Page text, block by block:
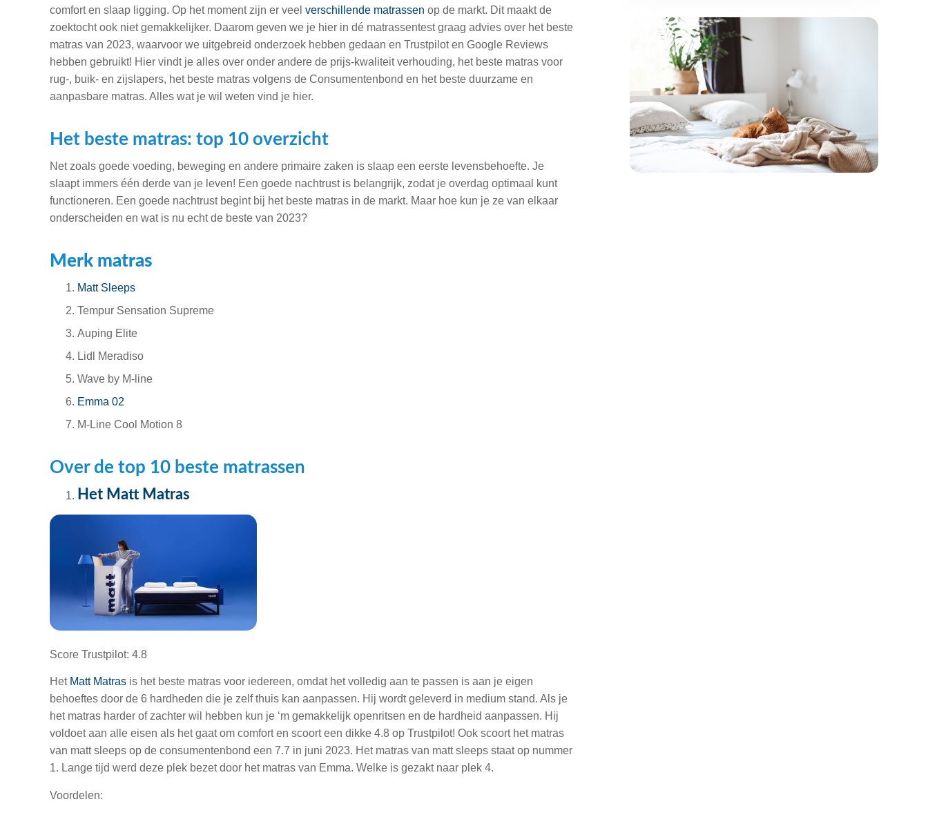
comfort en slaap ligging. Op het moment zijn er veel verschillende matrassen op de markt. Dit maakt de
zoektocht ook niet gemakkelijker. Daarom geven we je hier in dé matrassentest graag advies over het beste
matras van 2023, waarvoor we uitgebreid onderzoek hebben gedaan en Trustpilot en Google Reviews
hebben gebruikt! Hier vindt je alles over onder andere de prijs-kwaliteit verhouding, het beste matras voor
rug-, buik- en zijslapers, het beste matras volgens de Consumentenbond en het beste duurzame en
aanpasbare matras. Alles wat je wil weten vind je hier.
Het beste matras: top 10 overzicht
Net zoals goede voeding, beweging en andere primaire zaken is slaap een eerste levensbehoefte. Je
slaapt immers één derde van je leven! Een goede nachtrust is belangrijk, zodat je overdag optimaal kunt
functioneren. Een goede nachtrust begint bij het beste matras in de markt. Maar hoe kun je ze van elkaar
onderscheiden en wat is nu echt de beste van 2023?
Merk matras
Matt Sleeps
Tempur Sensation Supreme
Auping Elite
Lidl Meradiso
Wave by M-line
Emma 02
M-Line Cool Motion 8
Over de top 10 beste matrassen
Het Matt Matras
Score Trustpilot: 4.8
Het Matt Matras is het beste matras voor iedereen, omdat het volledig aan te passen is aan je eigen
behoeftes door de 6 hardheden die je zelf thuis kan aanpassen. Hij wordt geleverd in medium stand. Als je
het matras harder of zachter wil hebben kun je ‘m gemakkelijk openritsen en de hardheid aanpassen. Hij
voldoet aan alle eisen als het gaat om comfort en scoort een dikke 4.8 op Trustpilot! Ook scoort het matras
van matt sleeps op de consumentenbond een 7.7 in juni 2023. Het matras van matt sleeps staat op nummer
1. Lange tijd werd deze plek bezet door het matras van Emma. Welke is gezakt naar plek 4.
Voordelen: